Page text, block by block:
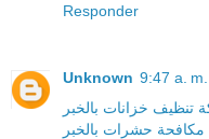
Responder
Unknown 9:47 a. m.
تنظيف خزانات بالخبر
حشرات بالخبر